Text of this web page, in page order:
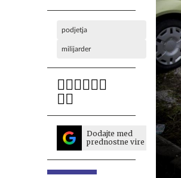
podjetja
milijarder
Dodajte med
prednostne vire